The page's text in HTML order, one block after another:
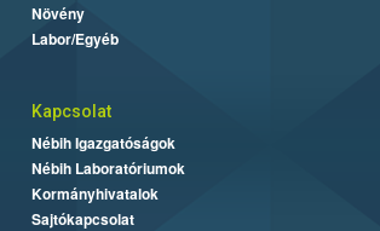
Növény
Labor/Egyéb
Kapcsolat
Nébih Igazgatóságok
Nébih Laboratóriumok
Kormányhivatalok
Sajtókapcsolat